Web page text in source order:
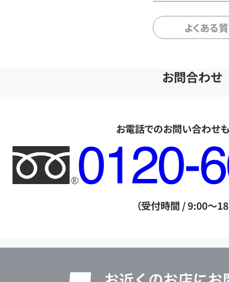
よくある
お問合わせ
お電話でのお問い合わせ
フ
リ
ー
ル
（受付時間 / 9:00～